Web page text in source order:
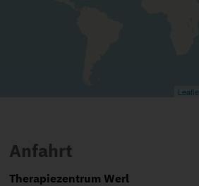
Anfahrt
Therapiezentrum Werl